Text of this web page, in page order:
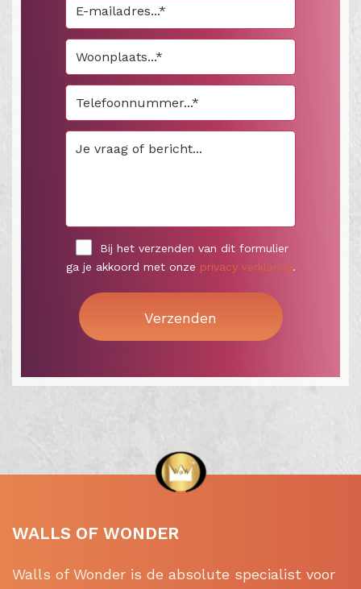
Bij het verzenden van dit formulier
ga je akkoord met onze privacy verklaring.
WALLS OF WONDER
Walls of Wonder is de absolute specialist voor